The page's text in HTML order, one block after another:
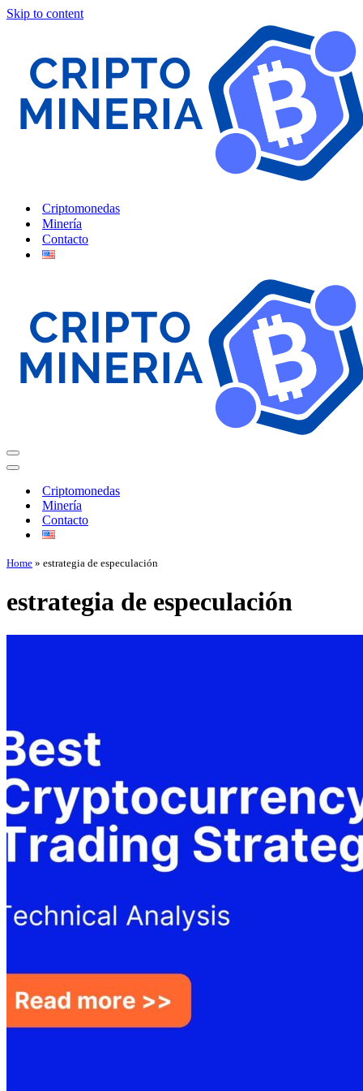
Skip to content
Criptomonedas
Minería
Contacto
Criptomonedas
Minería
Contacto
Home » estrategia de especulación
estrategia de especulación